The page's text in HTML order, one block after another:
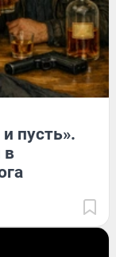
пусть».
в